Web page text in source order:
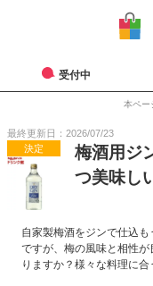
受付中
本ペー
最終更新日：2026/07/23
決定
梅酒用ジ
つ美味し
自家製梅酒をジンで仕込
ですが、梅の風味と相性
りますか？様々な料理に合